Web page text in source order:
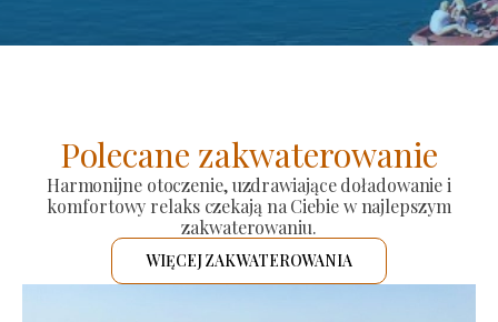
Polecane zakwaterowanie
Harmonijne otoczenie, uzdrawiające doładowanie i
komfortowy relaks czekają na Ciebie w najlepszym
zakwaterowaniu.
WIĘCEJ ZAKWATEROWANIA